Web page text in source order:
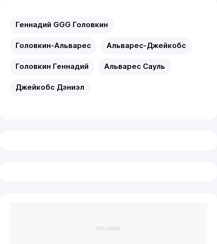
Геннадий GGG Головкин
Головкин-Альварес Альварес-Джейкобс
Головкин Геннадий Альварес Сауль
Джейкобс Дэниэл
РЕКЛАМА